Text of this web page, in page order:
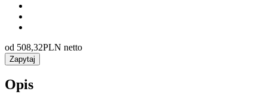
od 508,32PLN netto
Zapytaj
Opis